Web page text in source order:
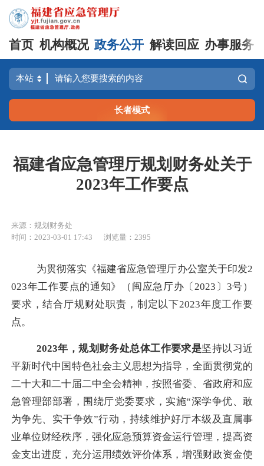
首页 机构概况 政务公开 解读回应 办事服务
长者模式
福建省应急管理厅规划财务处关于
2023年工作要点
来源：规划财务处
时间：2023-03-01 17:43
浏览量：2395
为贯彻落实《福建省应急管理厅办公室关于印发2
023年工作要点的通知》（ 闽应急厅办〔2023〕3号）
要求，结合厅规财处职责， 制定以下2023年度工作要
点。
2023年，规划财务处总体工作要求是坚持以习近
平新时代中国特色社会主义思想为指导，全面贯彻党的
二十大和二十届二中全会精神，按照省委、省政府和应
急管理部部署 ， 围绕厅党委要求， 实施“深学争优、敢
为争先、实干争效”行动， 持续维护好厅本级及直属事
业单位财经秩序，强化应急预算资金运行管理，提高资
金支出进度，充分运用绩效评价体系，增强财政资金使